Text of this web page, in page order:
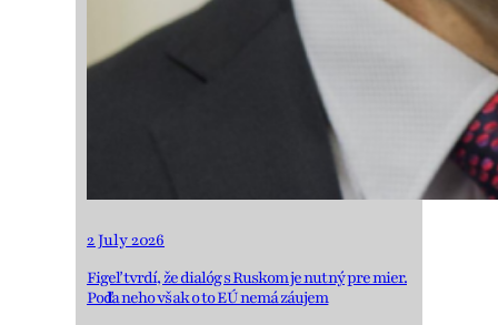
2 July 2026
Figeľ tvrdí, že dialóg s Ruskom je nutný pre mier.
Podľa neho však o to EÚ nemá záujem